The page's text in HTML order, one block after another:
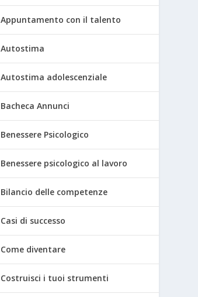
Appuntamento con il talento
Autostima
Autostima adolescenziale
Bacheca Annunci
Benessere Psicologico
Benessere psicologico al lavoro
Bilancio delle competenze
Casi di successo
Come diventare
Costruisci i tuoi strumenti